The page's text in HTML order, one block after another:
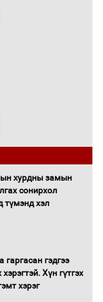
хурдны замын
сонирхол
түмэнд хэл
гэдгээ
Хүн гүтгэх
хэрэг